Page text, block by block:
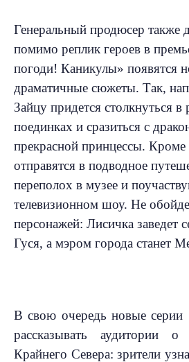
Генеральный продюсер также
помимо реплик героев в
погоди! Каникулы» появятся
драматичные сюжеты. Так,
Зайцу придется столкнуться в
поединках и сразиться с
прекрасной принцессы. Кроме
отправятся в подводное
переполох в музее и
телевизионном шоу. Не
персонажей: Лисичка заведет
Гуся, а мэром города станет
В свою очередь новые серии
рассказывать аудитории
Крайнего Севера: зрители